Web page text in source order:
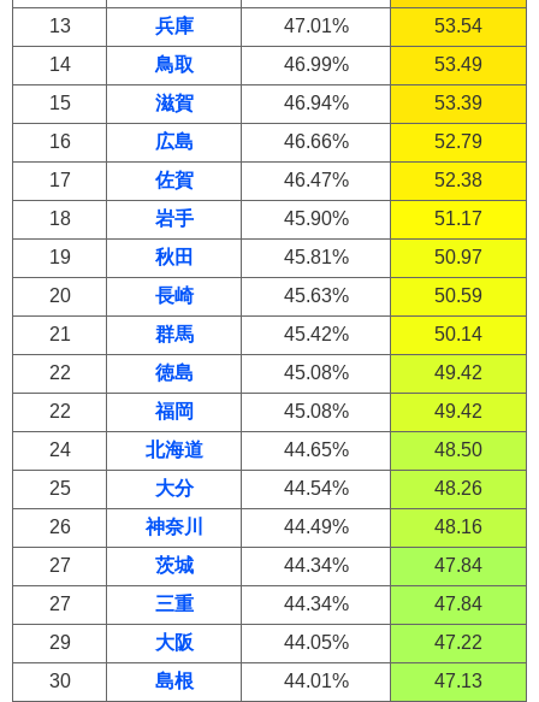
13
兵庫 47.01%
53.54
14
鳥取 46.99%
53.49
15
滋賀 46.94%
53.39
16
広島 46.66%
52.79
17
佐賀 46.47%
52.38
18
岩手 45.90%
51.17
19
秋田 45.81%
50.97
20
長崎 45.63%
50.59
21
群馬 45.42%
50.14
22
徳島 45.08%
49.42
22
福岡 45.08%
49.42
24
北海道 44.65%
48.50
25
大分 44.54%
48.26
26
神奈川 44.49%
48.16
27
茨城 44.34%
47.84
27
三重 44.34%
47.84
29
大阪 44.05%
47.22
30
島根 44.01% 47.13